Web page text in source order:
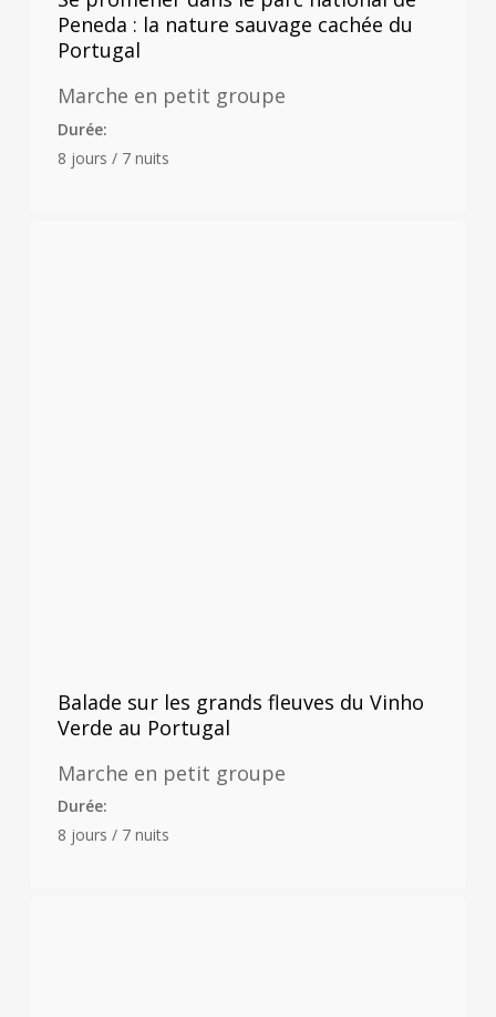
Peneda : la nature sauvage cachée du
Portugal
Marche en petit groupe
Durée:
8 jours / 7 nuits
Balade sur les grands fleuves du Vinho
Verde au Portugal
Marche en petit groupe
Durée:
8 jours / 7 nuits